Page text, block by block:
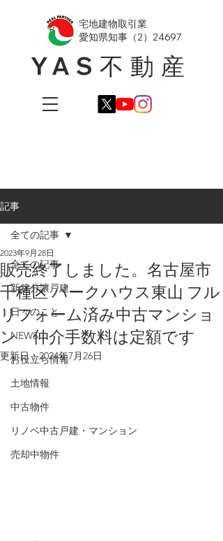
YAS不動産
​宅地建物取引業
愛知県知事（2）24697
記事
全ての記事
新築分譲戸建
日々のこと
NEWS
お役立ち情報
土地情報
中古物件
リノベ中古戸建・マンション
売却中物件
全ての記事
販売終了しました。名古屋市
千種区 パークハウス東山 フル
リフォーム済み中古マンショ
ン 仲介手数料は定額です
2023年9月28日
更新日：2024年7月26日